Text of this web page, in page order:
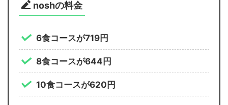
noshの料金
6食コースが719円
8食コースが644円
10食コースが620円